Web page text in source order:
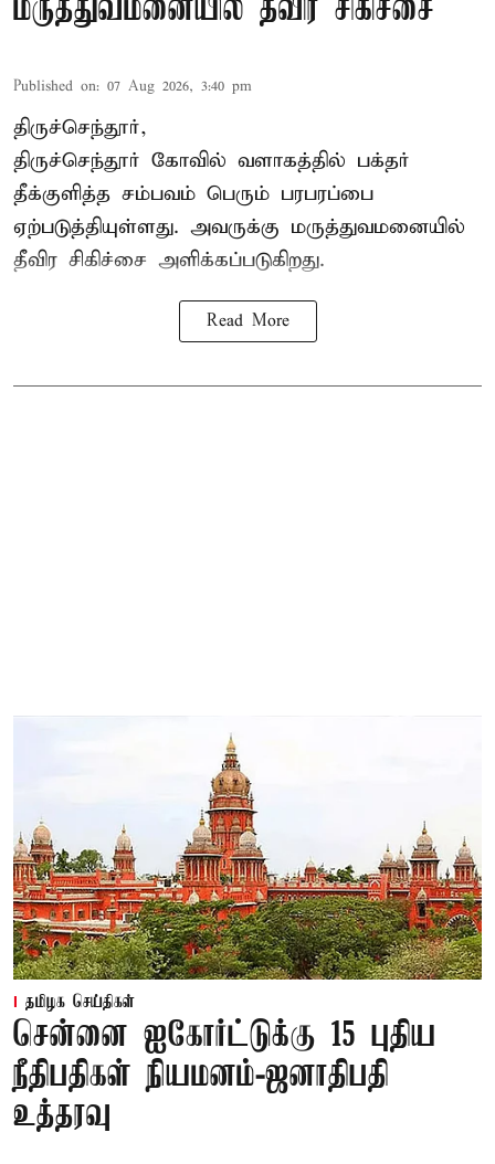
மருத்துவமனையில் தீவிர சிகிச்சை
Published on: 07 Aug 2026, 3:40 pm
திருச்செந்தூர்,
திருச்செந்தூர் கோவில் வளாகத்தில் பக்தர்
தீக்குளித்த சம்பவம் பெரும் பரபரப்பை
ஏற்படுத்தியுள்ளது. அவருக்கு மருத்துவமனையில்
தீவிர சிகிச்சை அளிக்கப்படுகிறது.
Read More
தமிழக செய்திகள்
சென்னை ஐகோர்ட்டுக்கு 15 புதிய
நீதிபதிகள் நியமனம்-ஜனாதிபதி
உத்தரவு